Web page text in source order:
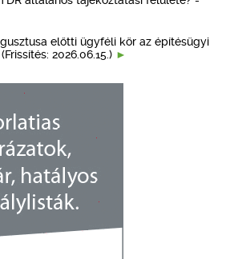
előtti ügyféli kör az építésügyi
2026.06.15.)